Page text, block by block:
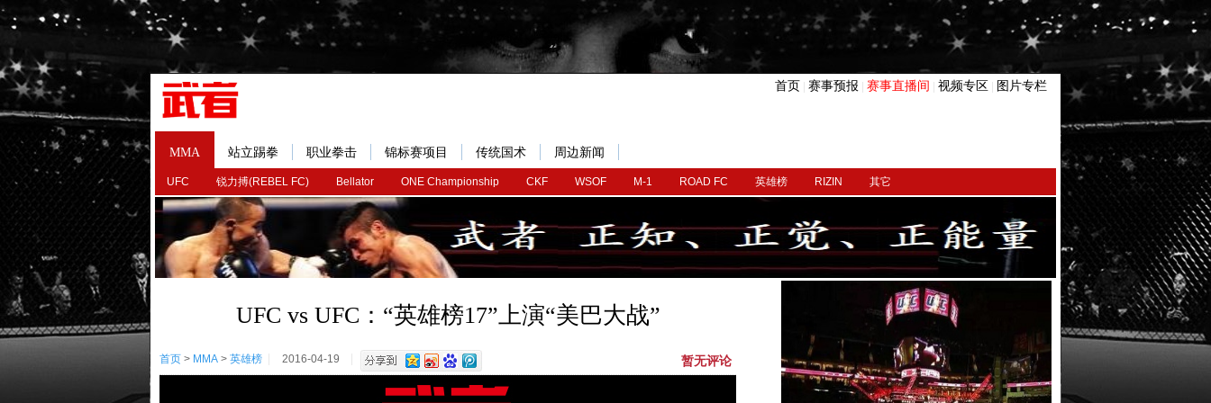
首页 赛事预报 赛事直播间 视频专区 图片专栏
MMA
UFC 锐力搏(REBEL FC) Bellator ONE Championship CKF WSOF M-1 ROAD FC 英雄榜 RIZIN 其它
站立踢拳 职业拳击 锦标赛项目 传统国术 周边新闻
UFC vs UFC：“英雄榜17”上演“美巴大战”
首页 > MMA > 英雄榜 2016-04-19 暂无评论